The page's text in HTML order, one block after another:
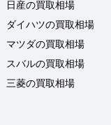
日産の買取相場
ダイハツの買取相場
マツダの買取相場
スバルの買取相場
三菱の買取相場